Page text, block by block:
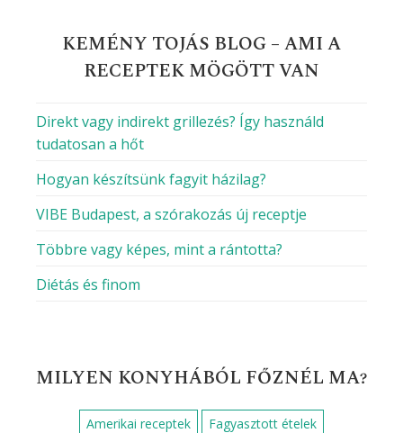
KEMÉNY TOJÁS BLOG – AMI A
RECEPTEK MÖGÖTT VAN
Direkt vagy indirekt grillezés? Így használd
tudatosan a hőt
Hogyan készítsünk fagyit házilag?
VIBE Budapest, a szórakozás új receptje
Többre vagy képes, mint a rántotta?
Diétás és finom
MILYEN KONYHÁBÓL FŐZNÉL MA?
Amerikai receptek
Fagyasztott ételek